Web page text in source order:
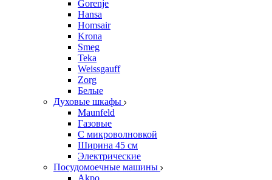
Gorenje
Hansa
Homsair
Krona
Smeg
Teka
Weissgauff
Zorg
Белые
Духовые шкафы
Maunfeld
Газовые
С микроволновкой
Ширина 45 см
Электрические
Посудомоечные машины
Akpo